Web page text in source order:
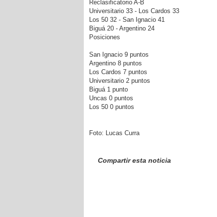
Reclasificatorio A-B
Universitario 33 - Los Cardos 33
Los 50 32 - San Ignacio 41
Biguá 20 - Argentino 24
Posiciones
San Ignacio 9 puntos
Argentino 8 puntos
Los Cardos 7 puntos
Universitario 2 puntos
Biguá 1 punto
Uncas 0 puntos
Los 50 0 puntos
Foto: Lucas Curra
Compartir esta noticia